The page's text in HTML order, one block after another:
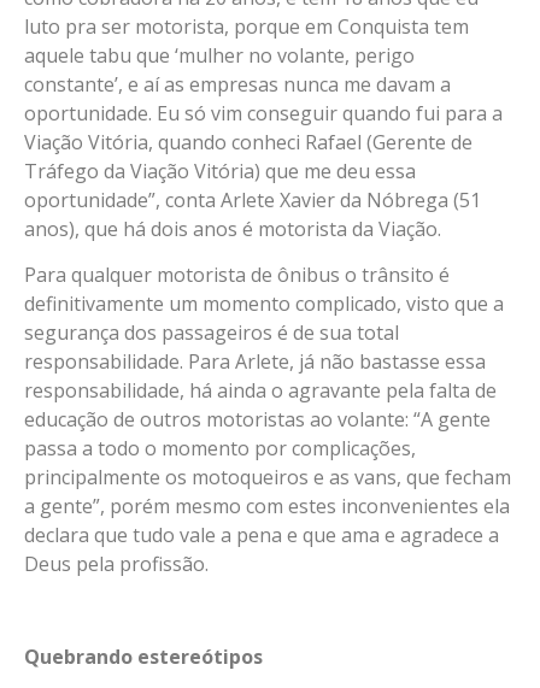
luto pra ser motorista, porque em Conquista tem
aquele tabu que ‘mulher no volante, perigo
constante’, e aí as empresas nunca me davam a
oportunidade. Eu só vim conseguir quando fui para a
Viação Vitória, quando conheci Rafael (Gerente de
Tráfego da Viação Vitória) que me deu essa
oportunidade”, conta Arlete Xavier da Nóbrega (51
anos), que há dois anos é motorista da Viação.
Para qualquer motorista de ônibus o trânsito é
definitivamente um momento complicado, visto que a
segurança dos passageiros é de sua total
responsabilidade. Para Arlete, já não bastasse essa
responsabilidade, há ainda o agravante pela falta de
educação de outros motoristas ao volante: “A gente
passa a todo o momento por complicações,
principalmente os motoqueiros e as vans, que fecham
a gente”, porém mesmo com estes inconvenientes ela
declara que tudo vale a pena e que ama e agradece a
Deus pela profissão.
Quebrando estereótipos